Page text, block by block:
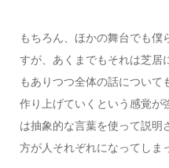
もちろん、ほかの舞台でも
すが、あくまでもそれは芝居
もありつつ全体の話につい
作り上げていくという感覚が
は抽象的な言葉を使って説明
方が人それぞれになってしま